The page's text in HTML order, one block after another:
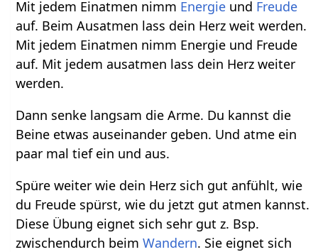
Mit jedem Einatmen nimm Energie und Freude
auf. Beim Ausatmen lass dein Herz weit werden.
Mit jedem Einatmen nimm Energie und Freude
auf. Mit jedem ausatmen lass dein Herz weiter
werden.
Dann senke langsam die Arme. Du kannst die
Beine etwas auseinander geben. Und atme ein
paar mal tief ein und aus.
Spüre weiter wie dein Herz sich gut anfühlt, wie
du Freude spürst, wie du jetzt gut atmen kannst.
Diese Übung eignet sich sehr gut z. Bsp.
zwischendurch beimWandern. Sie eignet sich